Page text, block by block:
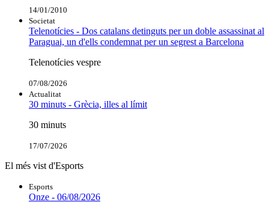
14/01/2010
Societat
Telenotícies - Dos catalans detinguts per un doble assassinat al
Paraguai, un d'ells condemnat per un segrest a Barcelona
Telenotícies vespre
07/08/2026
Actualitat
30 minuts - Grècia, illes al límit
30 minuts
17/07/2026
El més vist d'Esports
Esports
Onze - 06/08/2026